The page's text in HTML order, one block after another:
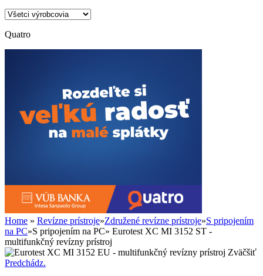
Quatro
Home » Revízne prístroje»Združené revízne prístroje»S pripojením
na PC»S pripojením na PC» Eurotest XC MI 3152 ST -
multifunkčný revízny prístroj
Zväčšiť
Predchádz.